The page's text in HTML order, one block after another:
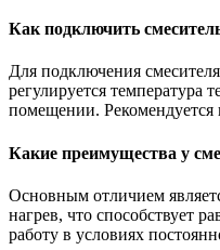
Как подключить
Для подключения
регулируется температура
помещении. Рекомендуется
Какие преимущества у
Основным отличием
нагрев, что способствует
работу в условиях